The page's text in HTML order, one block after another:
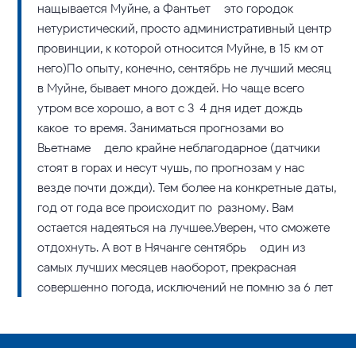
нащывается Муйне, а Фантьет – это городок
нетуристический, просто административный центр
провинции, к которой относится Муйне, в 15 км от
него)По опыту, конечно, сентябрь не лучший месяц
в Муйне, бывает много дождей. Но чаще всего
утром все хорошо, а вот с 3-4 дня идет дождь
какое-то время. Заниматься прогнозами во
Вьетнаме – дело крайне неблагодарное (датчики
стоят в горах и несут чушь, по прогнозам у нас
везде почти дожди). Тем более на конкретные даты,
год от года все происходит по-разному. Вам
остается надеяться на лучшее.Уверен, что сможете
отдохнуть. А вот в Нячанге сентябрь – один из
самых лучших месяцев наоборот, прекрасная
совершенно погода, исключений не помню за 6 лет